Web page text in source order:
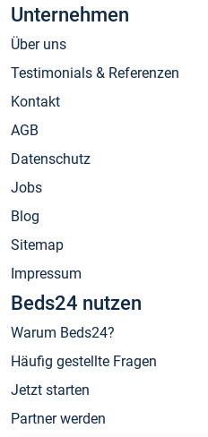
Unternehmen
Über uns
Testimonials & Referenzen
Kontakt
AGB
Datenschutz
Jobs
Blog
Sitemap
Impressum
Beds24 nutzen
Warum Beds24?
Häufig gestellte Fragen
Jetzt starten
Partner werden